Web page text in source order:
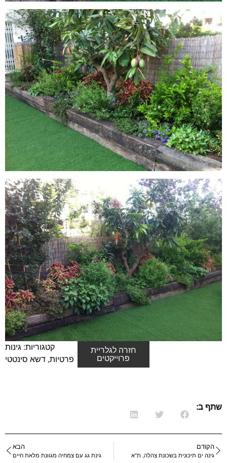
חזרה לגלריית
פרוייקטים
קטגוריות: גינות
פרטיות, דשא סינטטי
שתף ב:
הקודם
גינה ים תיכונית בשכונת צהלה, ת"א
הבא
גינת גג עם צמחיה מגוונת מלאת חיים